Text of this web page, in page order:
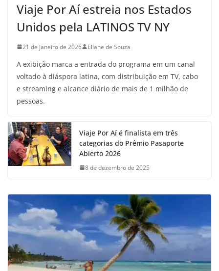
Viaje Por Aí estreia nos Estados
Unidos pela LATINOS TV NY
21 de janeiro de 2026 Eliane de Souza
A exibição marca a entrada do programa em um canal
voltado à diáspora latina, com distribuição em TV, cabo
e streaming e alcance diário de mais de 1 milhão de
pessoas.
Viaje Por Aí é finalista em três
categorias do Prêmio Pasaporte
Abierto 2026
8 de dezembro de 2025